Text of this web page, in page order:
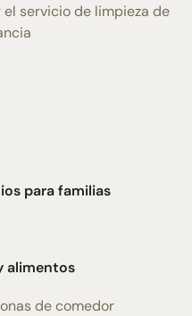
servicio de limpieza de
para familias
alimentos
de comedor